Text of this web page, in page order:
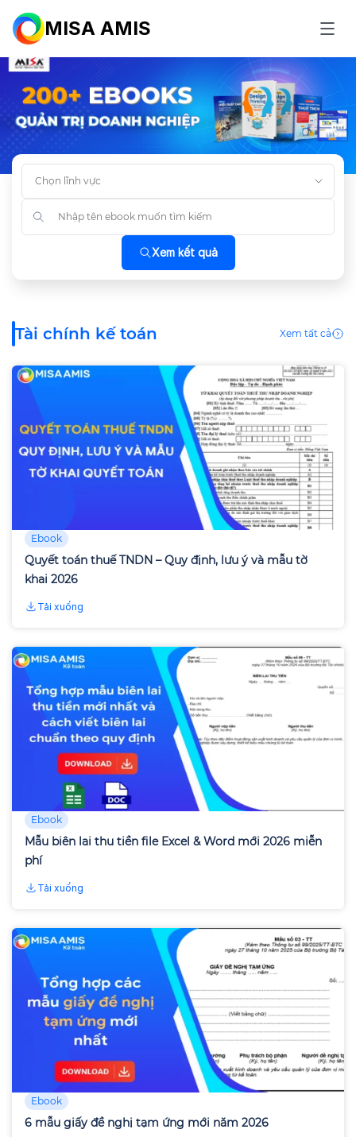
MISA AMIS
Search
for:
Xem kết quả
Tài chính kế toán Xem tất cả
Ebook
Quyết toán thuế TNDN – Quy định, lưu ý và mẫu tờ
khai 2026
Tải xuống
Ebook
Mẫu biên lai thu tiền file Excel & Word mới 2026 miễn
phí
Tải xuống
Ebook
6 mẫu giấy đề nghị tạm ứng mới năm 2026